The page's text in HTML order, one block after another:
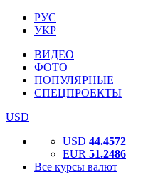
РУС
УКР
ВИДЕО
ФОТО
ПОПУЛЯРНЫЕ
СПЕЦПРОЕКТЫ
USD
USD 44.4572
EUR 51.2486
Все курсы валют